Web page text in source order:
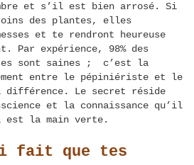
et s’il est bien arrosé. Si
des plantes, elles
et te rendront heureuse
Par expérience, 98% des
sont saines ; c’est la
entre le pépiniériste et le
Le secret réside
et la connaissance qu’il
la main verte.
fait que tes